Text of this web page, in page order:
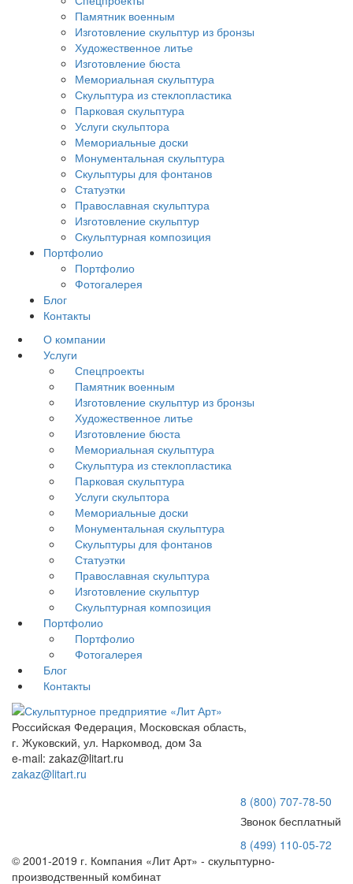
Памятник военным
Изготовление скульптур из бронзы
Художественное литье
Изготовление бюста
Мемориальная скульптура
Скульптура из стеклопластика
Парковая скульптура
Услуги скульптора
Мемориальные доски
Монументальная скульптура
Скульптуры для фонтанов
Статуэтки
Православная скульптура
Изготовление скульптур
Скульптурная композиция
Портфолио
Портфолио
Фотогалерея
Блог
Контакты
О компании
Услуги
Спецпроекты
Памятник военным
Изготовление скульптур из бронзы
Художественное литье
Изготовление бюста
Мемориальная скульптура
Скульптура из стеклопластика
Парковая скульптура
Услуги скульптора
Мемориальные доски
Монументальная скульптура
Скульптуры для фонтанов
Статуэтки
Православная скульптура
Изготовление скульптур
Скульптурная композиция
Портфолио
Портфолио
Фотогалерея
Блог
Контакты
Российская Федерация, Московская область,
г. Жуковский, ул. Наркомвод, дом 3а
e-mail: zakaz@litart.ru
zakaz@litart.ru
8 (800) 707-78-50
Звонок бесплатный
8 (499) 110-05-72
© 2001-2019 г. Компания «Лит Арт» - скульптурно-
производственный комбинат